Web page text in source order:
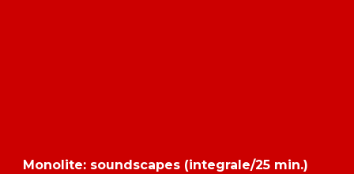
Monolite: soundscapes (integrale/25 min.)